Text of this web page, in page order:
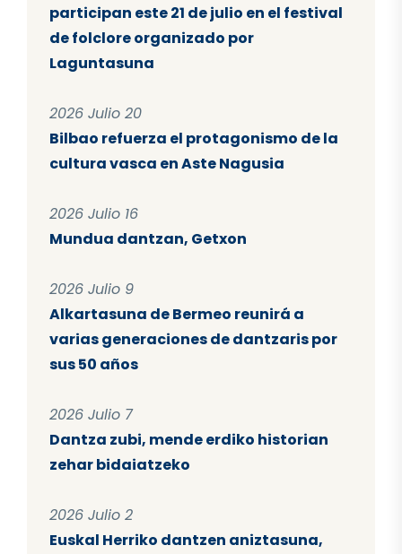
participan este 21 de julio en el festival
de folclore organizado por
Laguntasuna
2026 Julio 20
Bilbao refuerza el protagonismo de la
cultura vasca en Aste Nagusia
2026 Julio 16
Mundua dantzan, Getxon
2026 Julio 9
Alkartasuna de Bermeo reunirá a
varias generaciones de dantzaris por
sus 50 años
2026 Julio 7
Dantza zubi, mende erdiko historian
zehar bidaiatzeko
2026 Julio 2
Euskal Herriko dantzen aniztasuna,